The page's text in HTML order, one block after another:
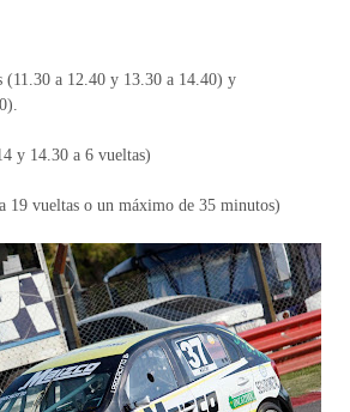
(11.30 a 12.40 y 13.30 a 14.40) y
y 14.30 a 6 vueltas)
19 vueltas o un máximo de 35 minutos)